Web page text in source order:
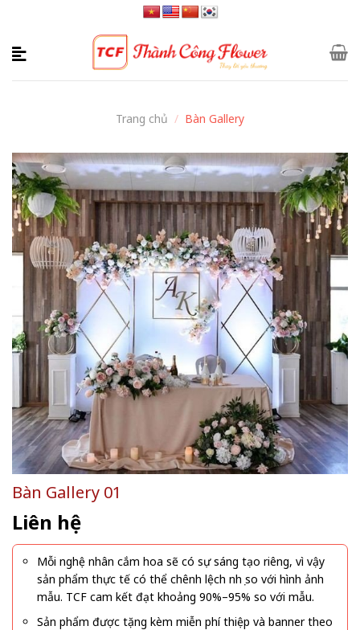
content
Trang chủ / Bàn Gallery
Bàn Gallery 01
Liên hệ
Mỗi nghệ nhân cắm hoa sẽ có sự sáng tạo riêng, vì vậy
sản phẩm thực tế có thể chênh lệch nhẹ so với hình ảnh
mẫu. TCF cam kết đạt khoảng 90%–95% so với mẫu.
Sản phẩm được tặng kèm miễn phí thiệp và banner theo